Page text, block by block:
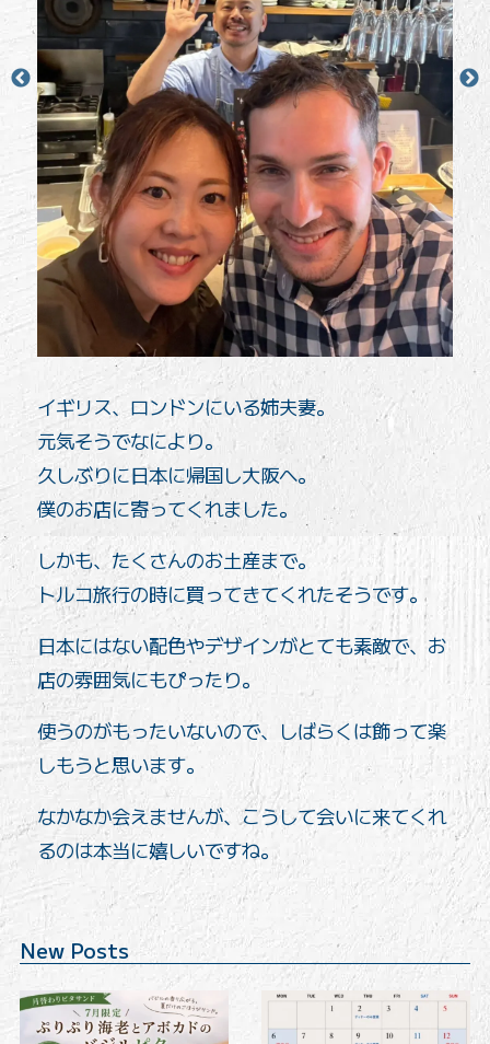
イギリス、ロンドンにいる姉夫妻。
元気そうでなにより。
久しぶりに日本に帰国し大阪へ。
僕のお店に寄ってくれました。
しかも、たくさんのお土産まで。
トルコ旅行の時に買ってきてくれたそうです。
日本にはない配色やデザインがとても素敵で、お
店の雰囲気にもぴったり。
使うのがもったいないので、しばらくは飾って楽
しもうと思います。
なかなか会えませんが、こうして会いに来てくれ
るのは本当に嬉しいですね。
New Posts